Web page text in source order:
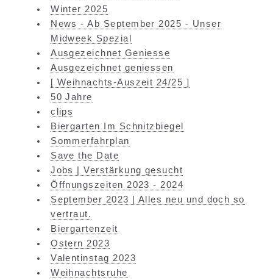
Winter 2025
News - Ab September 2025 - Unser
Midweek Spezial
Ausgezeichnet Geniesse
Ausgezeichnet geniessen
[ Weihnachts-Auszeit 24/25 ]
50 Jahre
clips
Biergarten Im Schnitzbiegel
Sommerfahrplan
Save the Date
Jobs | Verstärkung gesucht
Öffnungszeiten 2023 - 2024
September 2023 | Alles neu und doch so
vertraut.
Biergartenzeit
Ostern 2023
Valentinstag 2023
Weihnachtsruhe